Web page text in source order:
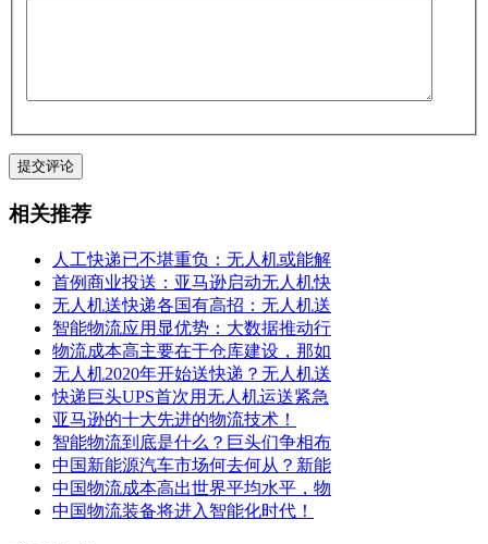
相关推荐
人工快递已不堪重负：无人机或能解
首例商业投送：亚马逊启动无人机快
无人机送快递各国有高招：无人机送
智能物流应用显优势：大数据推动行
物流成本高主要在于仓库建设，那如
无人机2020年开始送快递？无人机送
快递巨头UPS首次用无人机运送紧急
亚马逊的十大先进的物流技术！
智能物流到底是什么？巨头们争相布
中国新能源汽车市场何去何从？新能
中国物流成本高出世界平均水平，物
中国物流装备将进入智能化时代！